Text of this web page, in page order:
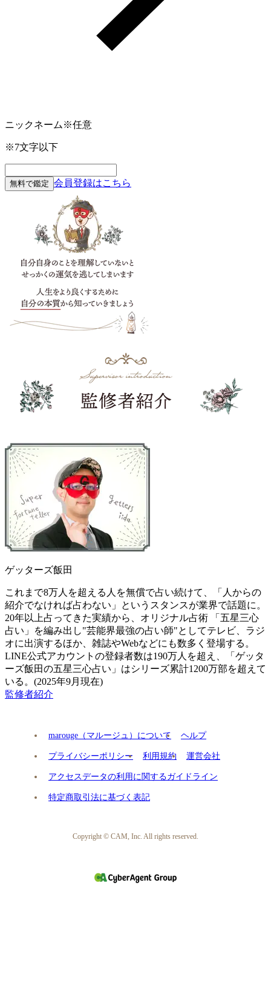
ニックネーム※任意
※7文字以下
無料で鑑定 会員登録はこちら
ゲッターズ飯田
これまで8万人を超える人を無償で占い続けて、「人からの
紹介でなければ占わない」というスタンスが業界で話題に。
20年以上占ってきた実績から、オリジナル占術 「五星三心
占い」を編み出し"芸能界最強の占い師"としてテレビ、ラジ
オに出演するほか、雑誌やWebなどにも数多く登場する。
LINE公式アカウントの登録者数は190万人を超え、「ゲッタ
ーズ飯田の五星三心占い」はシリーズ累計1200万部を超えて
いる。(2025年9月現在)
監修者紹介
marouge（マルージュ）について ヘルプ
プライバシーポリシー 利用規約 運営会社
アクセスデータの利用に関するガイドライン
特定商取引法に基づく表記
Copyright © CAM, Inc. All rights reserved.